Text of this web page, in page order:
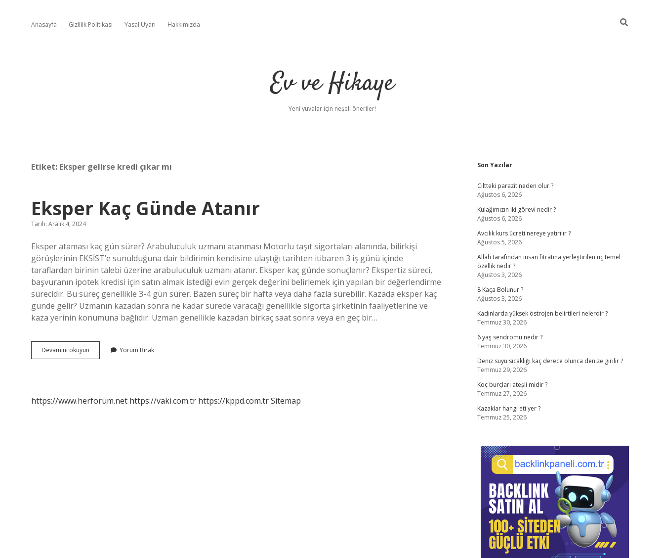
Anasayfa Gizlilik Politikası Yasal Uyarı Hakkımızda
Ev ve Hikaye
Yeni yuvalar için neşeli öneriler!
Etiket: Eksper gelirse kredi çıkar mı
Eksper Kaç Günde Atanır
Tarih: Aralık 4, 2024
Eksper ataması kaç gün sürer? Arabuluculuk uzmanı atanması Motorlu taşıt sigortaları alanında, bilirkişi
görüşlerinin EKSİST’e sunulduğuna dair bildirimin kendisine ulaştığı tarihten itibaren 3 iş günü içinde
taraflardan birinin talebi üzerine arabuluculuk uzmanı atanır. Eksper kaç günde sonuçlanır? Ekspertiz süreci,
başvuranın ipotek kredisi için satın almak istediği evin gerçek değerini belirlemek için yapılan bir değerlendirme
sürecidir. Bu süreç genellikle 3-4 gün sürer. Bazen süreç bir hafta veya daha fazla sürebilir. Kazada eksper kaç
günde gelir? Uzmanın kazadan sonra ne kadar sürede varacağı genellikle sigorta şirketinin faaliyetlerine ve
kaza yerinin konumuna bağlıdır. Uzman genellikle kazadan birkaç saat sonra veya en geç bir…
Devamını okuyun
Kaç
Yorum Bırak
https://www.herforum.net https://vaki.com.tr https://kppd.com.trSitemap
Sidebar
Son Yazılar
Ciltteki parazit neden olur ?
Ağustos 6, 2026
Kulağımızın iki görevi nedir ?
Ağustos 6, 2026
Avcılık kurs ücreti nereye yatırılır ?
Ağustos 5, 2026
Allah tarafından insan fıtratına yerleştirilen üç temel
özellik nedir ?
Ağustos 3, 2026
8 Kaça Bolunur ?
Ağustos 3, 2026
Kadınlarda yüksek östrojen belirtileri nelerdir ?
Temmuz 30, 2026
6 yaş sendromu nedir ?
Temmuz 30, 2026
Deniz suyu sıcaklığı kaç derece olunca denize girilir ?
Temmuz 29, 2026
Koç burçları ateşli midir ?
Temmuz 27, 2026
Kazaklar hangi eti yer ?
Temmuz 25, 2026